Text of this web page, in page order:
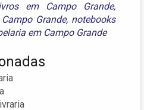
em Campo Grande,
Grande, notebooks
em Campo Grande